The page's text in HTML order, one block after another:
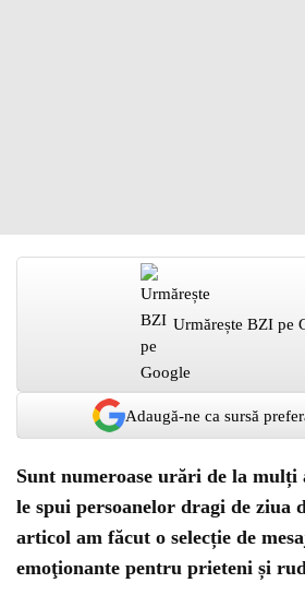
Urmărește BZI pe
Adaugă-ne ca sursă
Sunt numeroase urări de la mulți
le spui persoanelor dragi de ziua
articol am făcut o selecție de
emoţionante pentru prieteni și